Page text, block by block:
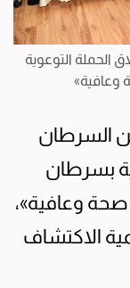
الحملة التوعوية
وعافية»
السرطان
بسرطان
صحة وعافية»،
الاكتشاف